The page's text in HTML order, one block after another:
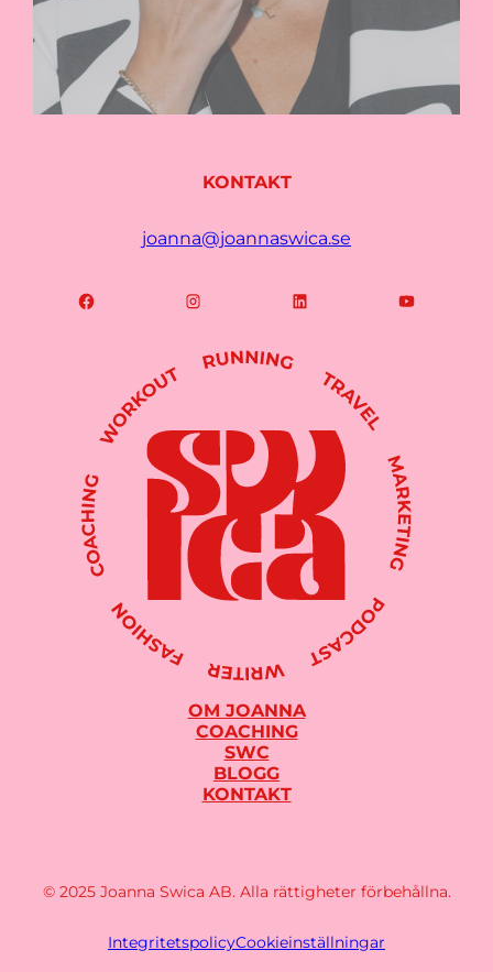
KONTAKT
joanna@joannaswica.se
OM JOANNA
COACHING
SWC
BLOGG
KONTAKT
© 2025 Joanna Swica AB. Alla rättigheter förbehållna.
IntegritetspolicyCookieinställningar